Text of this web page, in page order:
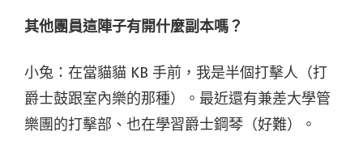
其他團員這陣子有開什麼副本嗎？
小兔：在當貓貓 KB 手前，我是半個打擊人（打
爵士鼓跟室內樂的那種）。最近還有兼差大學管
樂團的打擊部、也在學習爵士鋼琴（好難）。